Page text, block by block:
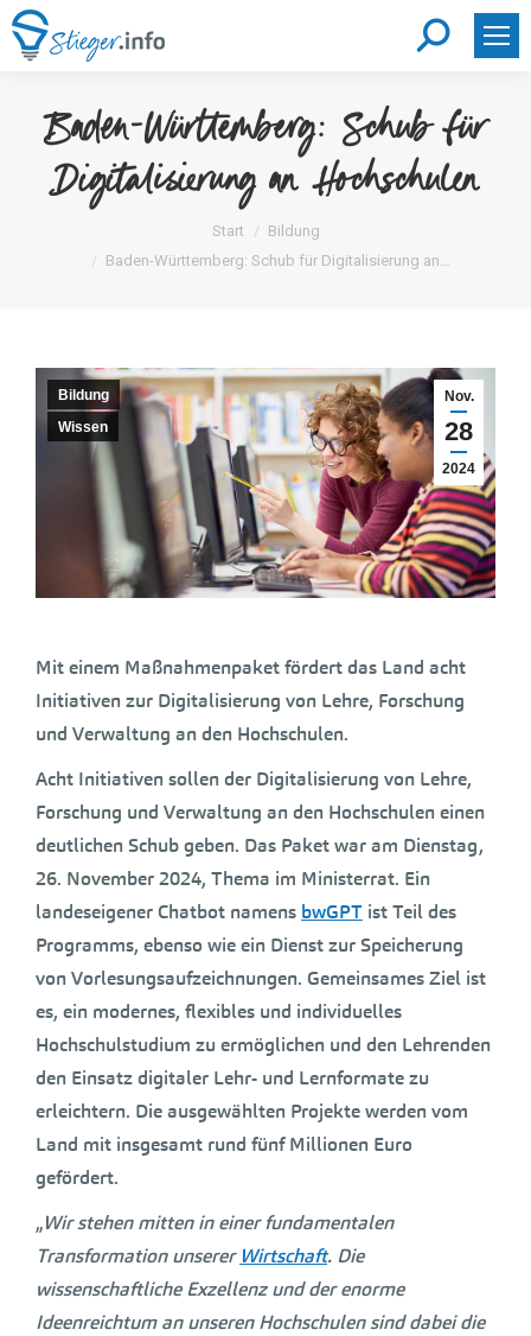
Search:
Baden-Württemberg: Schub für
Digitalisierung an Hochschulen
Sie befinden sich hier:Start
Bildung
Baden-Württemberg: Schub für Digitalisierung an…
Nov.
28
2024
Bildung
Wissen
Mit einem Maßnahmenpaket fördert das Land acht
Initiativen zur Digitalisierung von Lehre, Forschung
und Verwaltung an den Hochschulen.
Acht Initiativen sollen der Digitalisierung von Lehre,
Forschung und Verwaltung an den Hochschulen einen
deutlichen Schub geben. Das Paket war am Dienstag,
26. November 2024, Thema im Ministerrat. Ein
landeseigener Chatbot namens bwGPT ist Teil des
Programms, ebenso wie ein Dienst zur Speicherung
von Vorlesungsaufzeichnungen. Gemeinsames Ziel ist
es, ein modernes, flexibles und individuelles
Hochschulstudium zu ermöglichen und den Lehrenden
den Einsatz digitaler Lehr- und Lernformate zu
erleichtern. Die ausgewählten Projekte werden vom
Land mit insgesamt rund fünf Millionen Euro
gefördert.
„Wir stehen mitten in einer fundamentalen
Transformation unsererWirtschaft. Die
wissenschaftliche Exzellenz und der enorme
Ideenreichtum an unseren Hochschulen sind dabei die